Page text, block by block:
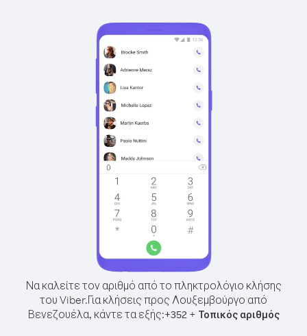
Να καλείτε τον αριθμό από το πληκτρολόγιο κλήσης
του Viber.Για κλήσεις προς Λουξεμβούργο από
Βενεζουέλα, κάντε τα εξής:+352+ Τοπικός αριθμός